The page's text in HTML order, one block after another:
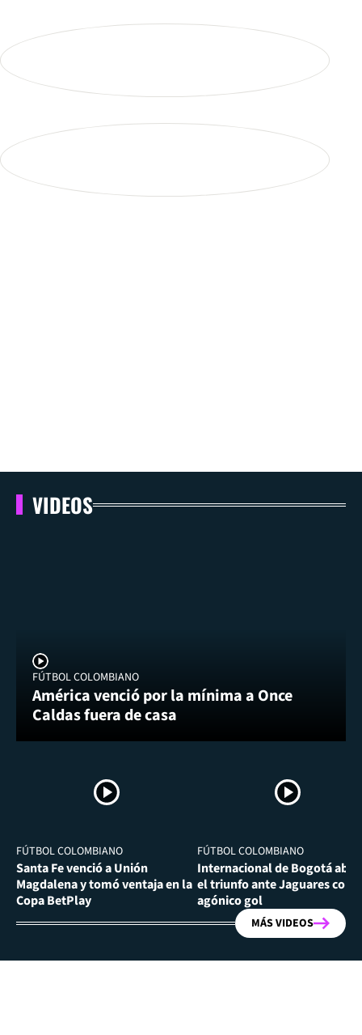
VIDEOS
FÚTBOL COLOMBIANO
América venció por la mínima a Once
Caldas fuera de casa
FÚTBOL COLOMBIANO
Santa Fe venció a Unión
Magdalena y tomó ventaja en la
Copa BetPlay
FÚTBOL COLOMBIANO
Internacional de Bogotá
el triunfo ante Jaguares con
agónico gol
MÁS VIDEOS